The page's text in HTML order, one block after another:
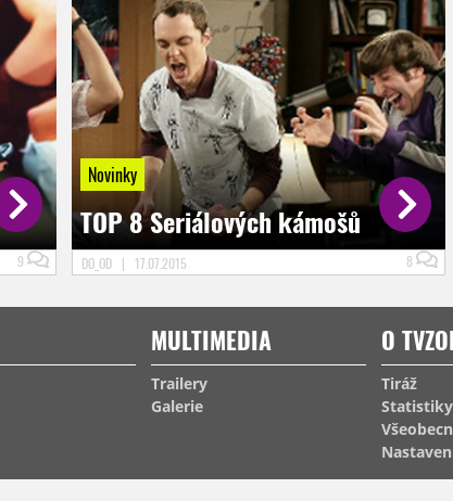
9
Novinky
TOP 8 Seriálových kámošů
DO_OD | 17.07.2015 8
MULTIMEDIA
Trailery
Galerie
O
Tiráž
Statistiky